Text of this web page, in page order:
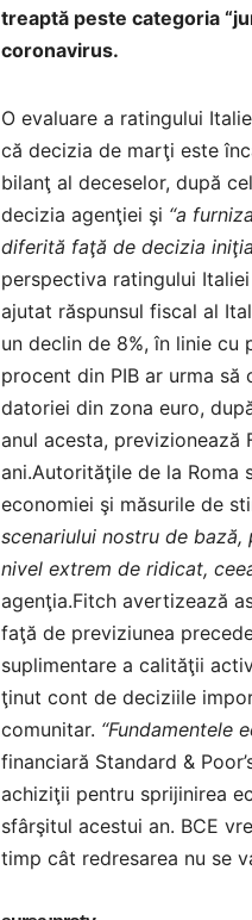
treaptă peste categoria
coronavirus.
O evaluare a ratingului
că decizia de marţi este
bilanţ al deceselor, după
decizia agenţiei şi “a
diferită faţă de decizia
perspectiva ratingului
ajutat răspunsul fiscal al
un declin de 8%, în linie cu
procent din PIB ar urma să
datoriei din zona euro,
anul acesta, previzionează
ani.Autorităţile de la Roma
economiei şi măsurile de
scenariului nostru de
nivel extrem de ridicat,
agenţia.Fitch avertizează
faţă de previziunea
suplimentare a calităţii
ţinut cont de deciziile
comunitar. “Fundamentele
financiară Standard &
achiziţii pentru sprijinirea
sfârşitul acestui an. BCE
timp cât redresarea nu se